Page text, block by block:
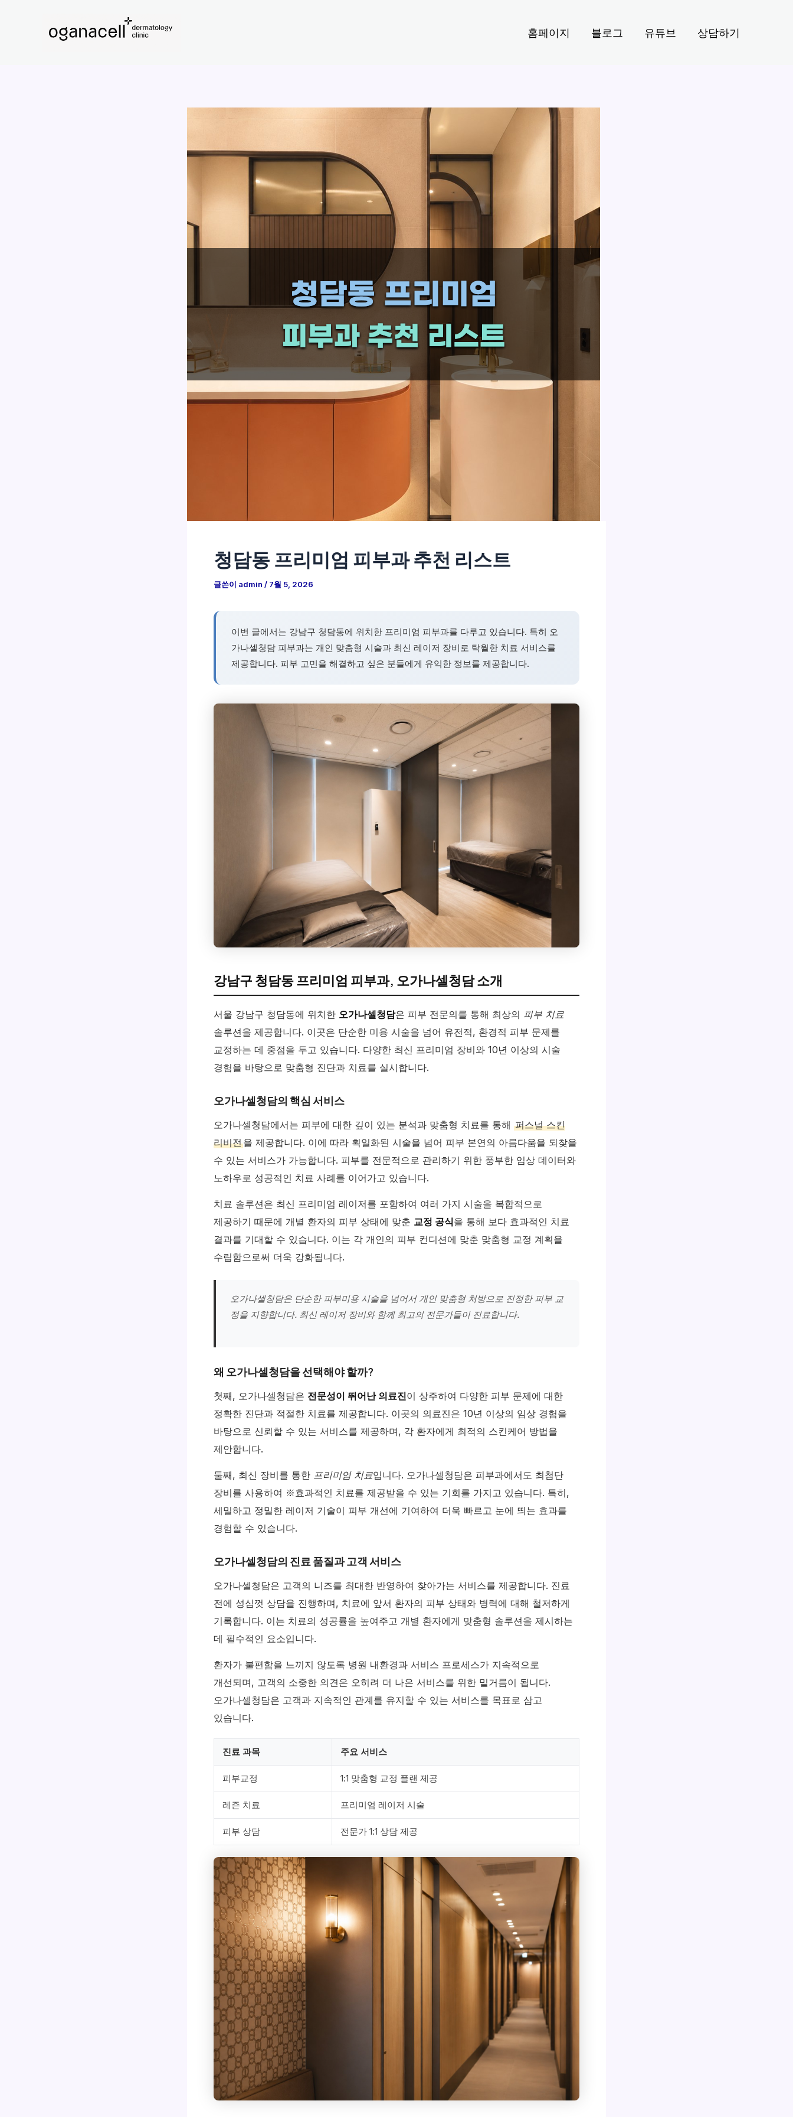
홈페이지 블로그 유튜브 상담하기
청담동 프리미엄 피부과 추천 리스트
글쓴이 admin / 7월 5, 2026
이번 글에서는 강남구 청담동에 위치한 프리미엄 피부과를 다루고 있습니다. 특히 오
가나셀청담 피부과는 개인 맞춤형 시술과 최신 레이저 장비로 탁월한 치료 서비스를
제공합니다. 피부 고민을 해결하고 싶은 분들에게 유익한 정보를 제공합니다.
강남구 청담동 프리미엄 피부과, 오가나셀청담 소개
서울 강남구 청담동에 위치한 오가나셀청담은 피부 전문의를 통해 최상의 피부 치료
솔루션을 제공합니다. 이곳은 단순한 미용 시술을 넘어 유전적, 환경적 피부 문제를
교정하는 데 중점을 두고 있습니다. 다양한 최신 프리미엄 장비와 10년 이상의 시술
경험을 바탕으로 맞춤형 진단과 치료를 실시합니다.
오가나셀청담의 핵심 서비스
오가나셀청담에서는 피부에 대한 깊이 있는 분석과 맞춤형 치료를 통해 퍼스널 스킨
리비전을 제공합니다. 이에 따라 획일화된 시술을 넘어 피부 본연의 아름다움을 되찾을
수 있는 서비스가 가능합니다. 피부를 전문적으로 관리하기 위한 풍부한 임상 데이터와
노하우로 성공적인 치료 사례를 이어가고 있습니다.
치료 솔루션은 최신 프리미엄 레이저를 포함하여 여러 가지 시술을 복합적으로
제공하기 때문에 개별 환자의 피부 상태에 맞춘 교정 공식을 통해 보다 효과적인 치료
결과를 기대할 수 있습니다. 이는 각 개인의 피부 컨디션에 맞춘 맞춤형 교정 계획을
수립함으로써 더욱 강화됩니다.
오가나셀청담은 단순한 피부미용 시술을 넘어서 개인 맞춤형 처방으로 진정한 피부 교
정을 지향합니다. 최신 레이저 장비와 함께 최고의 전문가들이 진료합니다.
왜 오가나셀청담을 선택해야 할까?
첫째, 오가나셀청담은 전문성이 뛰어난 의료진이 상주하여 다양한 피부 문제에 대한
정확한 진단과 적절한 치료를 제공합니다. 이곳의 의료진은 10년 이상의 임상 경험을
바탕으로 신뢰할 수 있는 서비스를 제공하며, 각 환자에게 최적의 스킨케어 방법을
제안합니다.
둘째, 최신 장비를 통한 프리미엄 치료입니다. 오가나셀청담은 피부과에서도 최첨단
장비를 사용하여 ※효과적인 치료를 제공받을 수 있는 기회를 가지고 있습니다. 특히,
세밀하고 정밀한 레이저 기술이 피부 개선에 기여하여 더욱 빠르고 눈에 띄는 효과를
경험할 수 있습니다.
오가나셀청담의 진료 품질과 고객 서비스
오가나셀청담은 고객의 니즈를 최대한 반영하여 찾아가는 서비스를 제공합니다. 진료
전에 성심껏 상담을 진행하며, 치료에 앞서 환자의 피부 상태와 병력에 대해 철저하게
기록합니다. 이는 치료의 성공률을 높여주고 개별 환자에게 맞춤형 솔루션을 제시하는
데 필수적인 요소입니다.
환자가 불편함을 느끼지 않도록 병원 내환경과 서비스 프로세스가 지속적으로
개선되며, 고객의 소중한 의견은 오히려 더 나은 서비스를 위한 밑거름이 됩니다.
오가나셀청담은 고객과 지속적인 관계를 유지할 수 있는 서비스를 목표로 삼고
있습니다.
진료 과목 주요 서비스
피부교정 1:1 맞춤형 교정 플랜 제공
레즌 치료 프리미엄 레이저 시술
피부 상담 전문가 1:1 상담 제공